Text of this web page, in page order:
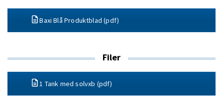
Baxi Blå Produktblad (pdf)
Filer
1 Tank med solvxb (pdf)